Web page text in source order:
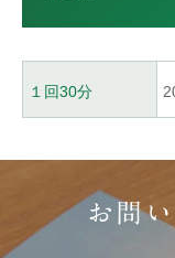
１回30分
お問